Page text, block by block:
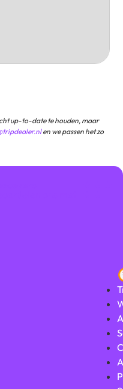
up-to-date te houden, maar
en we passen het zo